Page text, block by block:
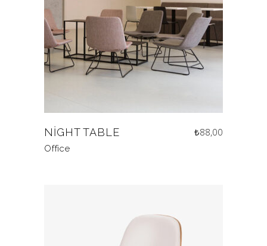
NIGHT TABLE ₺88,00
Office